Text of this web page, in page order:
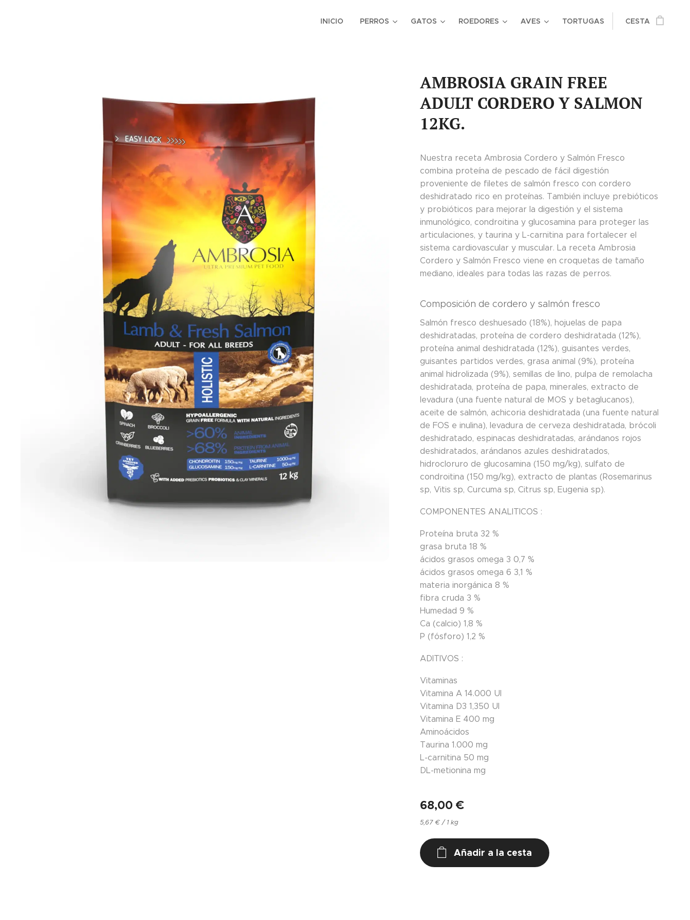
INICIO PERROS GATOS ROEDORES AVES TORTUGAS CESTA
AMBROSIA GRAIN FREE
ADULT CORDERO Y SALMON
12KG.
Nuestra receta Ambrosia Cordero y Salmón Fresco
combina proteína de pescado de fácil digestión
proveniente de filetes de salmón fresco con cordero
deshidratado rico en proteínas. También incluye prebióticos
y probióticos para mejorar la digestión y el sistema
inmunológico, condroitina y glucosamina para proteger las
articulaciones, y taurina y L-carnitina para fortalecer el
sistema cardiovascular y muscular. La receta Ambrosia
Cordero y Salmón Fresco viene en croquetas de tamaño
mediano, ideales para todas las razas de perros.
Composición de cordero y salmón fresco
Salmón fresco deshuesado (18%), hojuelas de papa
deshidratadas, proteína de cordero deshidratada (12%),
proteína animal deshidratada (12%), guisantes verdes,
guisantes partidos verdes, grasa animal (9%), proteína
animal hidrolizada (9%), semillas de lino, pulpa de remolacha
deshidratada, proteína de papa, minerales, extracto de
levadura (una fuente natural de MOS y betaglucanos),
aceite de salmón, achicoria deshidratada (una fuente natural
de FOS e inulina), levadura de cerveza deshidratada, brócoli
deshidratado, espinacas deshidratadas, arándanos rojos
deshidratados, arándanos azules deshidratados,
hidrocloruro de glucosamina (150 mg/kg), sulfato de
condroitina (150 mg/kg), extracto de plantas (Rosemarinus
sp, Vitis sp, Curcuma sp, Citrus sp, Eugenia sp).
COMPONENTES ANALITICOS :
Proteína bruta 32 %
grasa bruta 18 %
ácidos grasos omega 3 0,7 %
ácidos grasos omega 6 3,1 %
materia inorgánica 8 %
fibra cruda 3 %
Humedad 9 %
Ca (calcio) 1,8 %
P (fósforo) 1,2 %
ADITIVOS :
Vitaminas
Vitamina A 14.000 UI
Vitamina D3 1,350 UI
Vitamina E 400 mg
Aminoácidos
Taurina 1.000 mg
L-carnitina 50 mg
DL-metionina mg
68,00 €
5,67 € / 1 kg
Añadir a la cesta